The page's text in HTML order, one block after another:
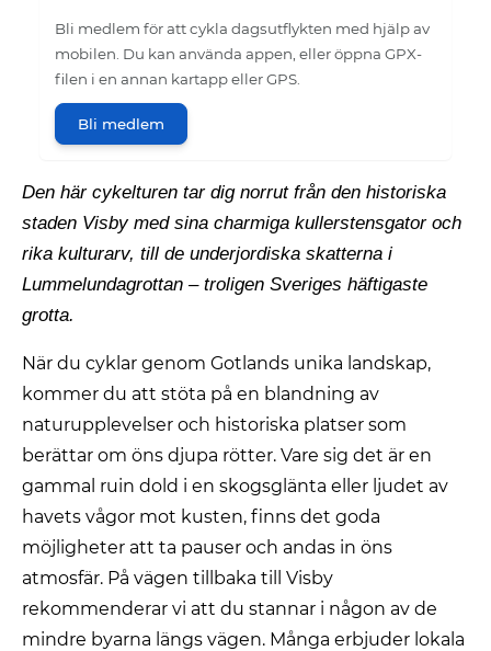
Bli medlem för att cykla dagsutflykten med hjälp av
mobilen. Du kan använda appen, eller öppna GPX-
filen i en annan kartapp eller GPS.
Bli medlem
Den här cykelturen tar dig norrut från den historiska
staden Visby med sina charmiga kullerstensgator och
rika kulturarv, till de underjordiska skatterna i
Lummelundagrottan – troligen Sveriges häftigaste
grotta.
När du cyklar genom Gotlands unika landskap,
kommer du att stöta på en blandning av
naturupplevelser och historiska platser som
berättar om öns djupa rötter. Vare sig det är en
gammal ruin dold i en skogsglänta eller ljudet av
havets vågor mot kusten, finns det goda
möjligheter att ta pauser och andas in öns
atmosfär. På vägen tillbaka till Visby
rekommenderar vi att du stannar i någon av de
mindre byarna längs vägen. Många erbjuder lokala